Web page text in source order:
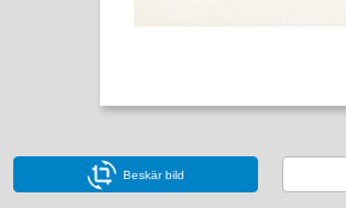
Beskär bild